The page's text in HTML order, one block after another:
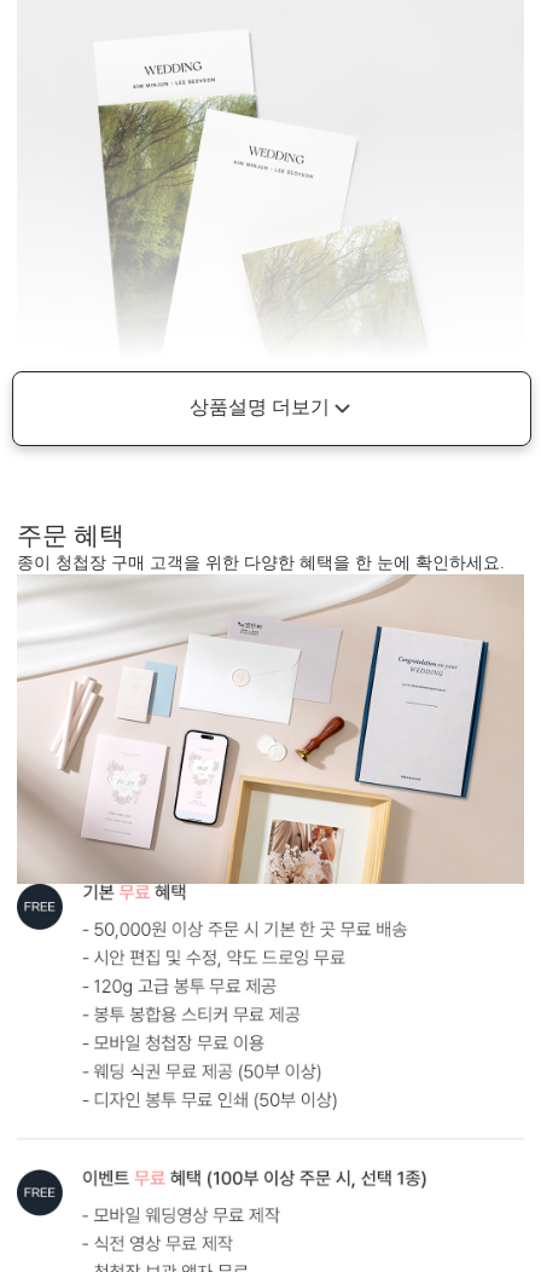
표지 디자인
하단에 인쇄된 예식일이 반투명 커버 너머로 은은하게 비치는 감각
적인 디자인입니다.
반투명 커버
트레싱지 커버에 사진을 담아, 은
은한 감성을 전합니다.
AI로 해상도 UP
AI 업스케일링 기술로 해상도를 보완해드립니다.
다만, 지나치게 저화질인 경우에는 업스케일링 후에도 인쇄 품질에
한계가 있을 수 있어요. 가장 좋은 방법은 원본 사진을 300dpi 이상의
상품설명 더보기
주문 혜택
종이 청첩장 구매 고객을 위한 다양한 혜택을 한 눈에 확인하세요.